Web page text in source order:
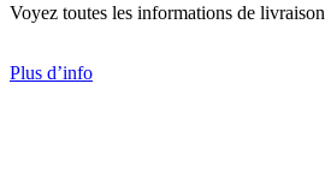
Voyez toutes les informations de livraison
Plus d’info